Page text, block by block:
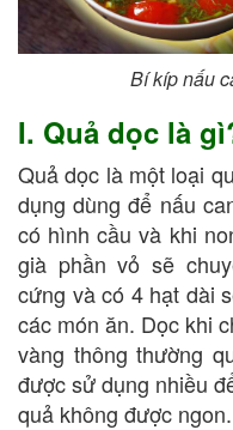
Bí kíp nấu
I. Quả dọc là
Quả dọc là một loại
dụng dùng để nấu
có hình cầu và khi
già phần vỏ sẽ
cứng và có 4 hạt dài
các món ăn. Dọc khi
vàng thông thường
được sử dụng nhiều
quả không được ngon.